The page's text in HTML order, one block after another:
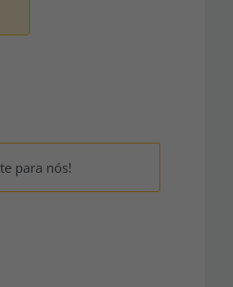
para nós!